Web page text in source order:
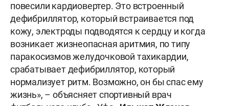
повесили кардиовертер. Это встроенный
дефибриллятор, который встраивается под
кожу, электроды подводятся к сердцу и когда
возникает жизнеопасная аритмия, по типу
паракосизмов желудочковой тахикардии,
срабатывает дефибриллятор, который
нормализует ритм. Возможно, он бы спас ему
жизнь», – объясняет спортивный врач